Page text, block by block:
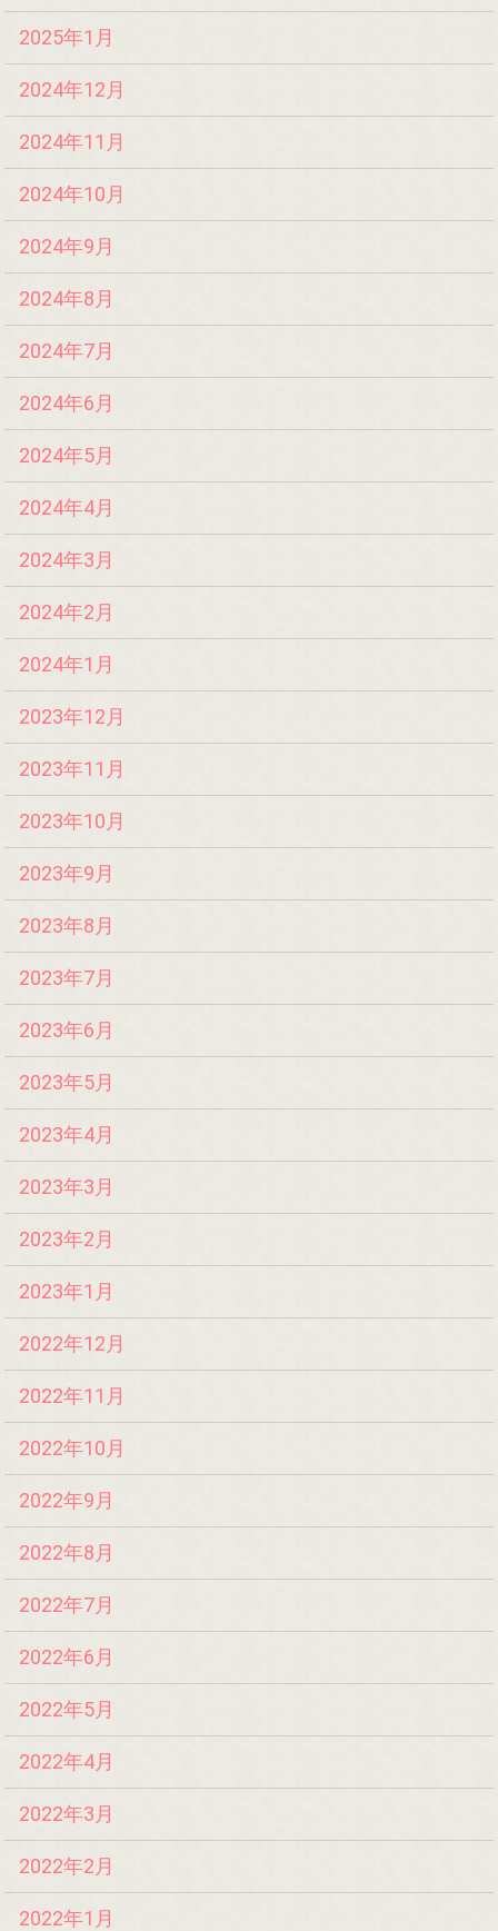
2025年1月
2024年12月
2024年11月
2024年10月
2024年9月
2024年8月
2024年7月
2024年6月
2024年5月
2024年4月
2024年3月
2024年2月
2024年1月
2023年12月
2023年11月
2023年10月
2023年9月
2023年8月
2023年7月
2023年6月
2023年5月
2023年4月
2023年3月
2023年2月
2023年1月
2022年12月
2022年11月
2022年10月
2022年9月
2022年8月
2022年7月
2022年6月
2022年5月
2022年4月
2022年3月
2022年2月
2022年1月